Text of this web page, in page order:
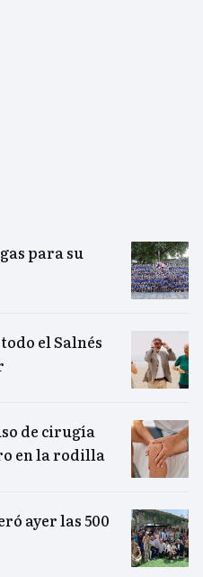
para su
el Salnés
de cirugía
en la rodilla
ayer las 500